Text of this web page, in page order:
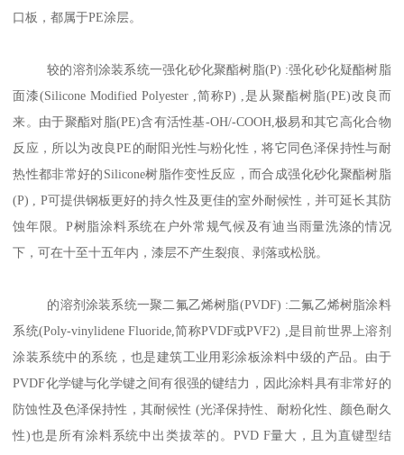
口板，都属于PE涂层。
较的溶剂涂装系统一强化砂化聚酯树脂(P) :强化砂化疑酯树脂
面漆(Silicone Modified Polyester ,简称P) ,是从聚酯树脂(PE)改良而
来。由于聚酯对脂(PE)含有活性基-OH/-COOH,极易和其它高化合物
反应，所以为改良PE的耐阳光性与粉化性，将它同色泽保持性与耐
热性都非常好的Silicone树脂作变性反应，而合成强化砂化聚酯树脂
(P) , P可提供钢板更好的持久性及更佳的室外耐候性，并可延长其防
蚀年限。P树脂涂料系统在户外常规气候及有迪当雨量洗涤的情况
下，可在十至十五年内，漆层不产生裂痕、剥落或松脱。
的溶剂涂装系统一聚二氟乙烯树脂(PVDF) :二氟乙烯树脂涂料
系统(Poly-vinylidene Fluoride,简称PVDF或PVF2) ,是目前世界上溶剂
涂装系统中的系统，也是建筑工业用彩涂板涂料中级的产品。由于
PVDF化学键与化学键之间有很强的键结力，因此涂料具有非常好的
防蚀性及色泽保持性，其耐候性 (光泽保持性、耐粉化性、颜色耐久
性)也是所有涂料系统中出类拔萃的。PVD F量大，且为直键型结